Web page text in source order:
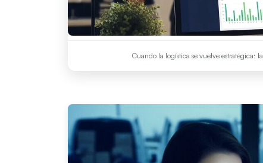
Cuando la logística se vuelve estratégica: